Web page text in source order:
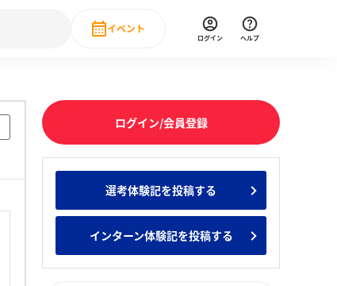
就職人気企業ランキング みんなのインターン人気企業ランキ
DX現場社員インタビュー
イベント
直近のイベント一覧
ログイン ヘルプ
ログイン/会員登録
選考体験記を投稿する
インターン体験記を投稿する